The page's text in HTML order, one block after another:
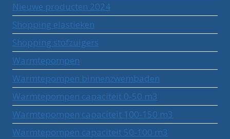
Nieuwe producten 2024
Shopping elastieken
Shopping stofzuigers
Warmtepompen
Warmtepompen binnenzwembaden
Warmtepompen capaciteit 0-50 m3
Warmtepompen capaciteit 100-150 m3
Warmtepompen capaciteit 50-100 m3